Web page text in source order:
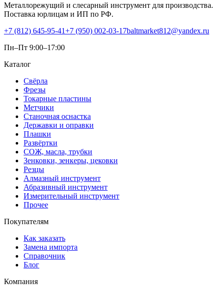
Металлорежущий и слесарный инструмент для производства.
Поставка юрлицам и ИП по РФ.
+7 (812) 645-95-41+7 (950) 002-03-17baltmarket812@yandex.ru
Пн–Пт 9:00–17:00
Каталог
Свёрла
Фрезы
Токарные пластины
Метчики
Станочная оснастка
Державки и оправки
Плашки
Развёртки
СОЖ, масла, трубки
Зенковки, зенкеры, цековки
Резцы
Алмазный инструмент
Абразивный инструмент
Измерительный инструмент
Прочее
Покупателям
Как заказать
Замена импорта
Справочник
Блог
Компания